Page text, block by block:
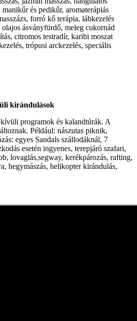
és pedikűr, aromaterápiás
forró kő terápia, lábkezelés
ásványfürdő, meleg cukornád
citromos testradír, karibi moszat
trópusi arckezelés, speciális
kirándulások
programok és kalandtúrák. A
Például: nászutas piknik,
egyes Sandals szállodáknál, 7
esetén ingyenes, terepjáró szafari,
lovaglás,segway, kerékpározás, rafting,
hegymászás, helikopter kirándulás,